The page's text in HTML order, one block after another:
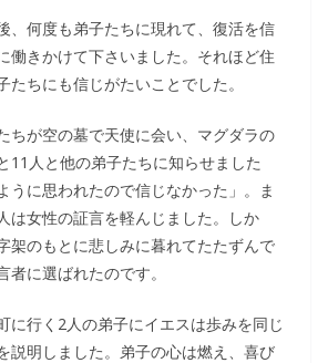
、何度も弟子たちに現れて、復活を信
働きかけて下さいました。それほど住
たちにも信じがたいことでした。
ちが空の墓で天使に会い、マグダラの
11人と他の弟子たちに知らせました
うに思われたので信じなかった」。ま
は女性の証言を軽んじました。しか
架のもとに悲しみに暮れてたたずんで
者に選ばれたのです。
に行く2人の弟子にイエスは歩みを同じ
説明しました。弟子の心は燃え、喜び